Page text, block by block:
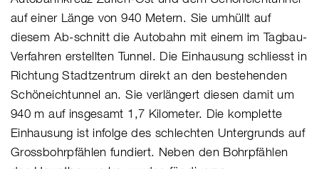
auf einer Länge von 940 Metern. Sie umhüllt auf
diesem Ab-schnitt die Autobahn mit einem im Tagbau-
Verfahren erstellten Tunnel. Die Einhausung schliesst in
Richtung Stadtzentrum direkt an den bestehenden
Schöneichtunnel an. Sie verlängert diesen damit um
940 m auf insgesamt 1,7 Kilometer. Die komplette
Einhausung ist infolge des schlechten Untergrunds auf
Grossbohrpfählen fundiert. Neben den Bohrpfählen